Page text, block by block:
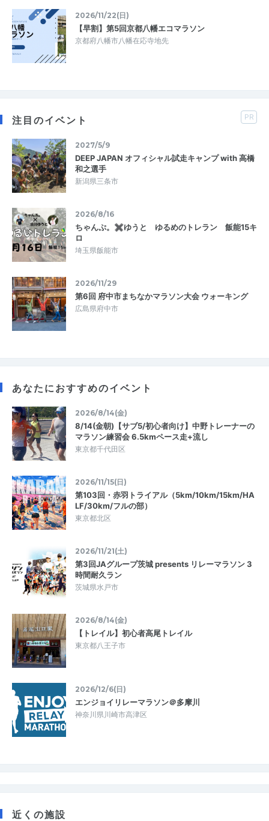
2026/11/22(日)
【早割】第5回京都八幡エコマラソン
京都府八幡市八幡在応寺地先
注目のイベント PR
2027/5/9
DEEP JAPAN オフィシャル試走キャンプ with 高橋
和之選手
新潟県三条市
2026/8/16
ちゃんぷ。✖ゆうと ゆるめのトレラン 飯能15キ
ロ
埼玉県飯能市
2026/11/29
第6回 府中市まちなかマラソン大会 ウォーキング
広島県府中市
あなたにおすすめのイベント
2026/8/14(金)
8/14(金朝)【サブ5/初心者向け】中野トレーナーの
マラソン練習会 6.5kmペース走+流し
東京都千代田区
2026/11/15(日)
第103回・赤羽トライアル（5km/10km/15km/HA
LF/30km/フルの部）
東京都北区
2026/11/21(土)
第3回JAグループ茨城 presents リレーマラソン 3
時間耐久ラン
茨城県水戸市
2026/8/14(金)
【トレイル】初心者高尾トレイル
東京都八王子市
2026/12/6(日)
エンジョイリレーマラソン＠多摩川
神奈川県川崎市高津区
近くの施設